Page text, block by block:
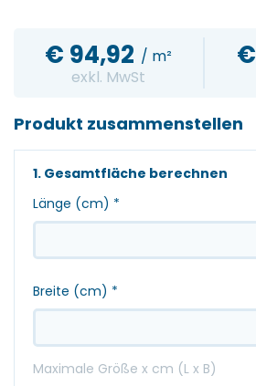
€ 94,92 / m²
exkl. MwSt
€
Produkt zusammenstellen
1. Gesamtfläche berechnen
Länge (cm) *
Breite (cm) *
Maximale Größe x cm (L x B)